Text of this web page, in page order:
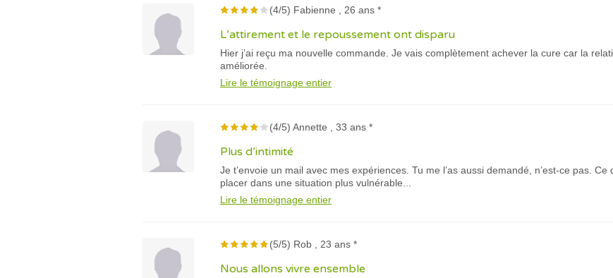
(4/5) Fabienne , 26 ans *
L’attirement et le repoussement ont disparu
Hier j’ai reçu ma nouvelle commande. Je vais complètement achever la cure car la
améliorée.
Lire le témoignage entier
(4/5) Annette , 33 ans *
Plus d’intimité
Je t’envoie un mail avec mes expériences. Tu me l’as aussi demandé, n’est-ce pas. Ce
placer dans une situation plus vulnérable...
Lire le témoignage entier
(5/5) Rob , 23 ans *
Nous allons vivre ensemble